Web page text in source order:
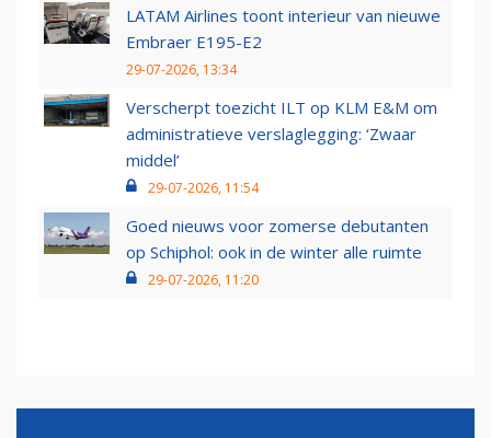
LATAM Airlines toont interieur van nieuwe
Embraer E195-E2
29-07-2026, 13:34
Verscherpt toezicht ILT op KLM E&M om
administratieve verslaglegging: ‘Zwaar
middel’
29-07-2026, 11:54
Goed nieuws voor zomerse debutanten
op Schiphol: ook in de winter alle ruimte
29-07-2026, 11:20